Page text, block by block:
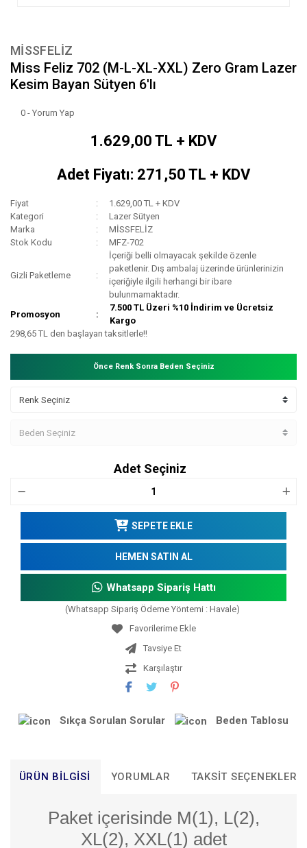
MİSSFELİZ
Miss Feliz 702 (M-L-XL-XXL) Zero Gram Lazer
Kesim Bayan Sütyen 6'lı
0 - Yorum Yap
1.629,00 TL + KDV
Adet Fiyatı: 271,50 TL + KDV
Fiyat
1.629,00 TL + KDV
Kategori
Lazer Sütyen
Marka
MİSSFELİZ
Stok Kodu
MFZ-702
Gizli Paketleme
İçeriği belli olmayacak şekilde özenle
paketlenir. Dış ambalaj üzerinde ürünlerinizin
içeriğiyle ilgili herhangi bir ibare
bulunmamaktadır.
Promosyon
7.500 TL Üzeri %10 İndirim ve Ücretsiz
Kargo
298,65 TL den başlayan taksitlerle!!
Önce Renk Sonra Beden Seçiniz
Adet Seçiniz
SEPETE EKLE
HEMEN SATIN AL
Whatsapp Sipariş Hattı
(Whatsapp Sipariş Ödeme Yöntemi : Havale)
Tavsiye Et
Karşılaştır
Sıkça Sorulan Sorular Beden Tablosu
ÜRÜN BILGISI YORUMLAR TAKSIT SEÇENEKLERI
Paket içerisinde M(1), L(2),
XL(2), XXL(1) adet